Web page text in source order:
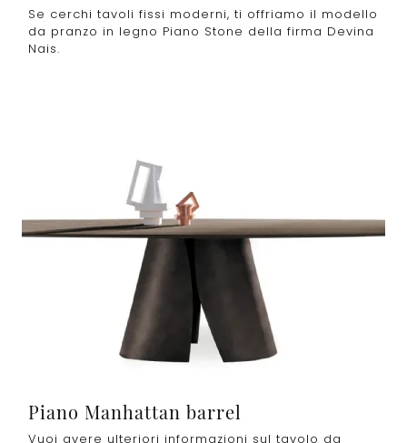
Se cerchi tavoli fissi moderni, ti offriamo il modello
da pranzo in legno Piano Stone della firma Devina
Nais.
Piano Manhattan barrel
Vuoi avere ulteriori informazioni sul tavolo da